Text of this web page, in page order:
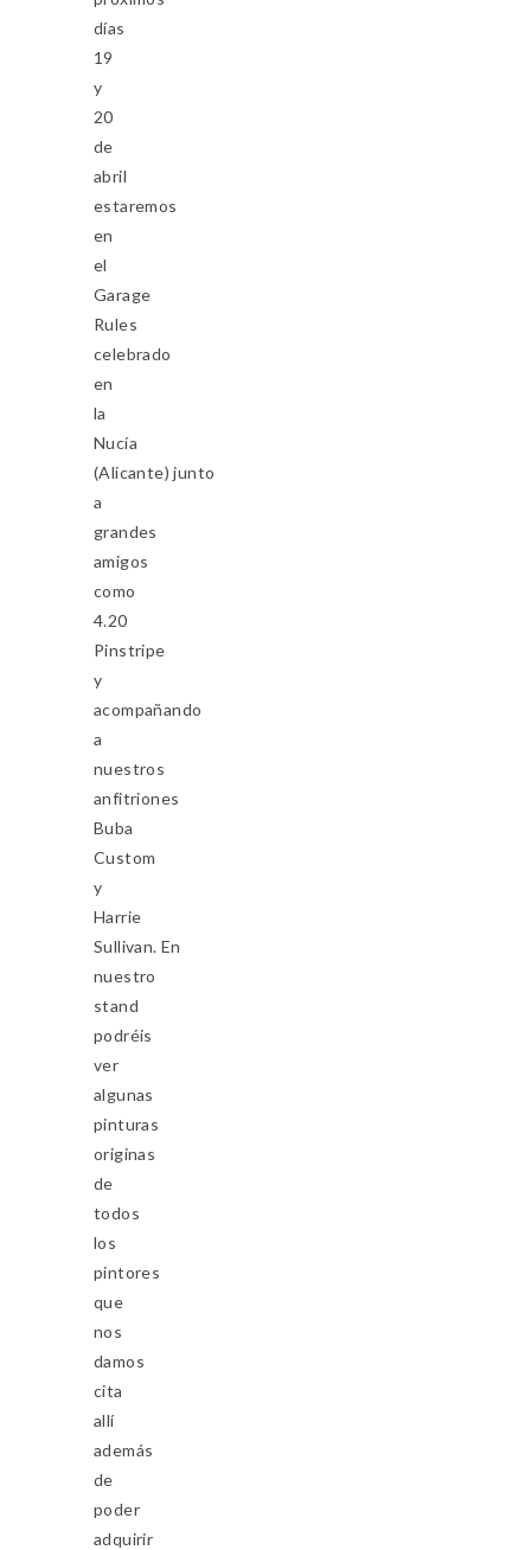
días
19
y
20
de
abril
estaremos
en
el
Garage
Rules
celebrado
en
la
Nucía
(Alicante) junto
a
grandes
amigos
como
4.20
Pinstripe
y
acompañando
a
nuestros
anfitriones
Buba
Custom
y
Harrie
Sullivan. En
nuestro
stand
podréis
ver
algunas
pinturas
originas
de
todos
los
pintores
que
nos
damos
cita
allí
además
de
poder
adquirir